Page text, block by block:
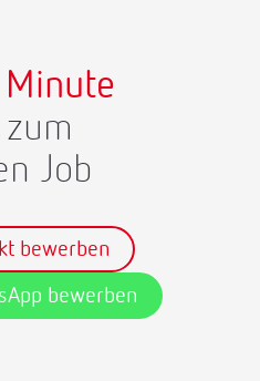
Job
bewerben
bewerben